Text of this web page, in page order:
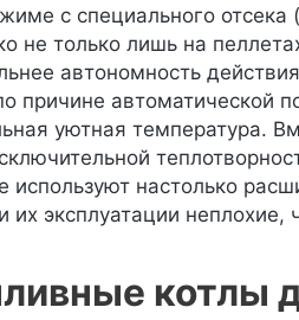
с специального
не только лишь на
автономность
причине автоматической
уютная температура.
используют настолько
эксплуатации неплохие,
котлы